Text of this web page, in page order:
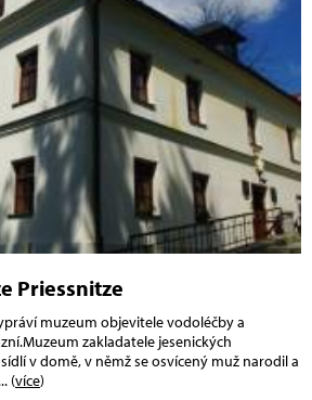
Priessnitze
muzeum objevitele vodoléčby a
zakladatele jesenických
v domě, v němž se osvícený muž narodil a
(více)